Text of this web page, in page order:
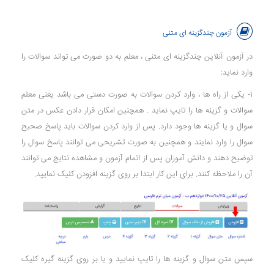
آزمون چندگزینه ای متنی
در آزمون آنلاین چندگزینه ای متنی ، معلم به دو صورت می تواند سوالات را
وارد نماید:
1- یکی از راه ها ، وارد کردن سوالات به صورت دستی می باشد یعنی معلم
سوالات و گزینه ها را تایپ نماید . همچنین امکان قرار دادن عکس در متن
سوال و یا گزینه ها وجود دارد. پس از وارد کردن سوالات باید پاسخ صحیح
سوال را وارد نمایند و همچنین به صورت تشریحی می توانند پاسخ سوال را
توضیح دهند و دانش آموزان پس از اتمام آزمون و مشاهده نتایج می توانند
آن را ملاحظه کنند. برای این کار ابتدا بر روی گزینه افزودن کلیک نمایید.
سپس متن سوال و گزینه ها را تایپ نمایید و یا بر روی گزینه گیره کلیک